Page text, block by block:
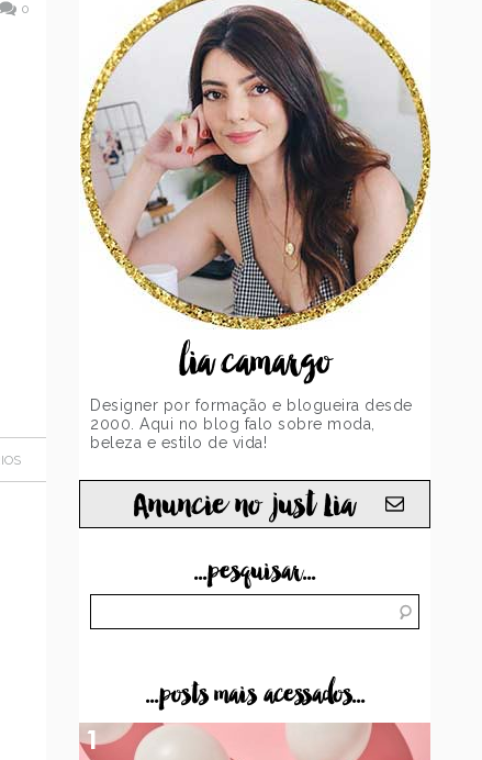
0
lia camargo
Designer por formação e blogueira desde
2000. Aqui no blog falo sobre moda,
beleza e estilo de vida!
Anuncie no just Lia
...pesquisar...
...posts mais acessados...
1